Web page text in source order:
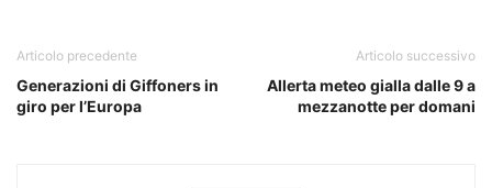
Articolo precedente
Generazioni di Giffoners in
giro per l’Europa
Articolo successivo
Allerta meteo gialla dalle 9 a
mezzanotte per domani